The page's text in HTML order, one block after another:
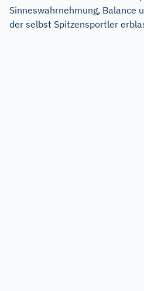
Sinneswahrnehmung, Balance
der selbst Spitzensportler